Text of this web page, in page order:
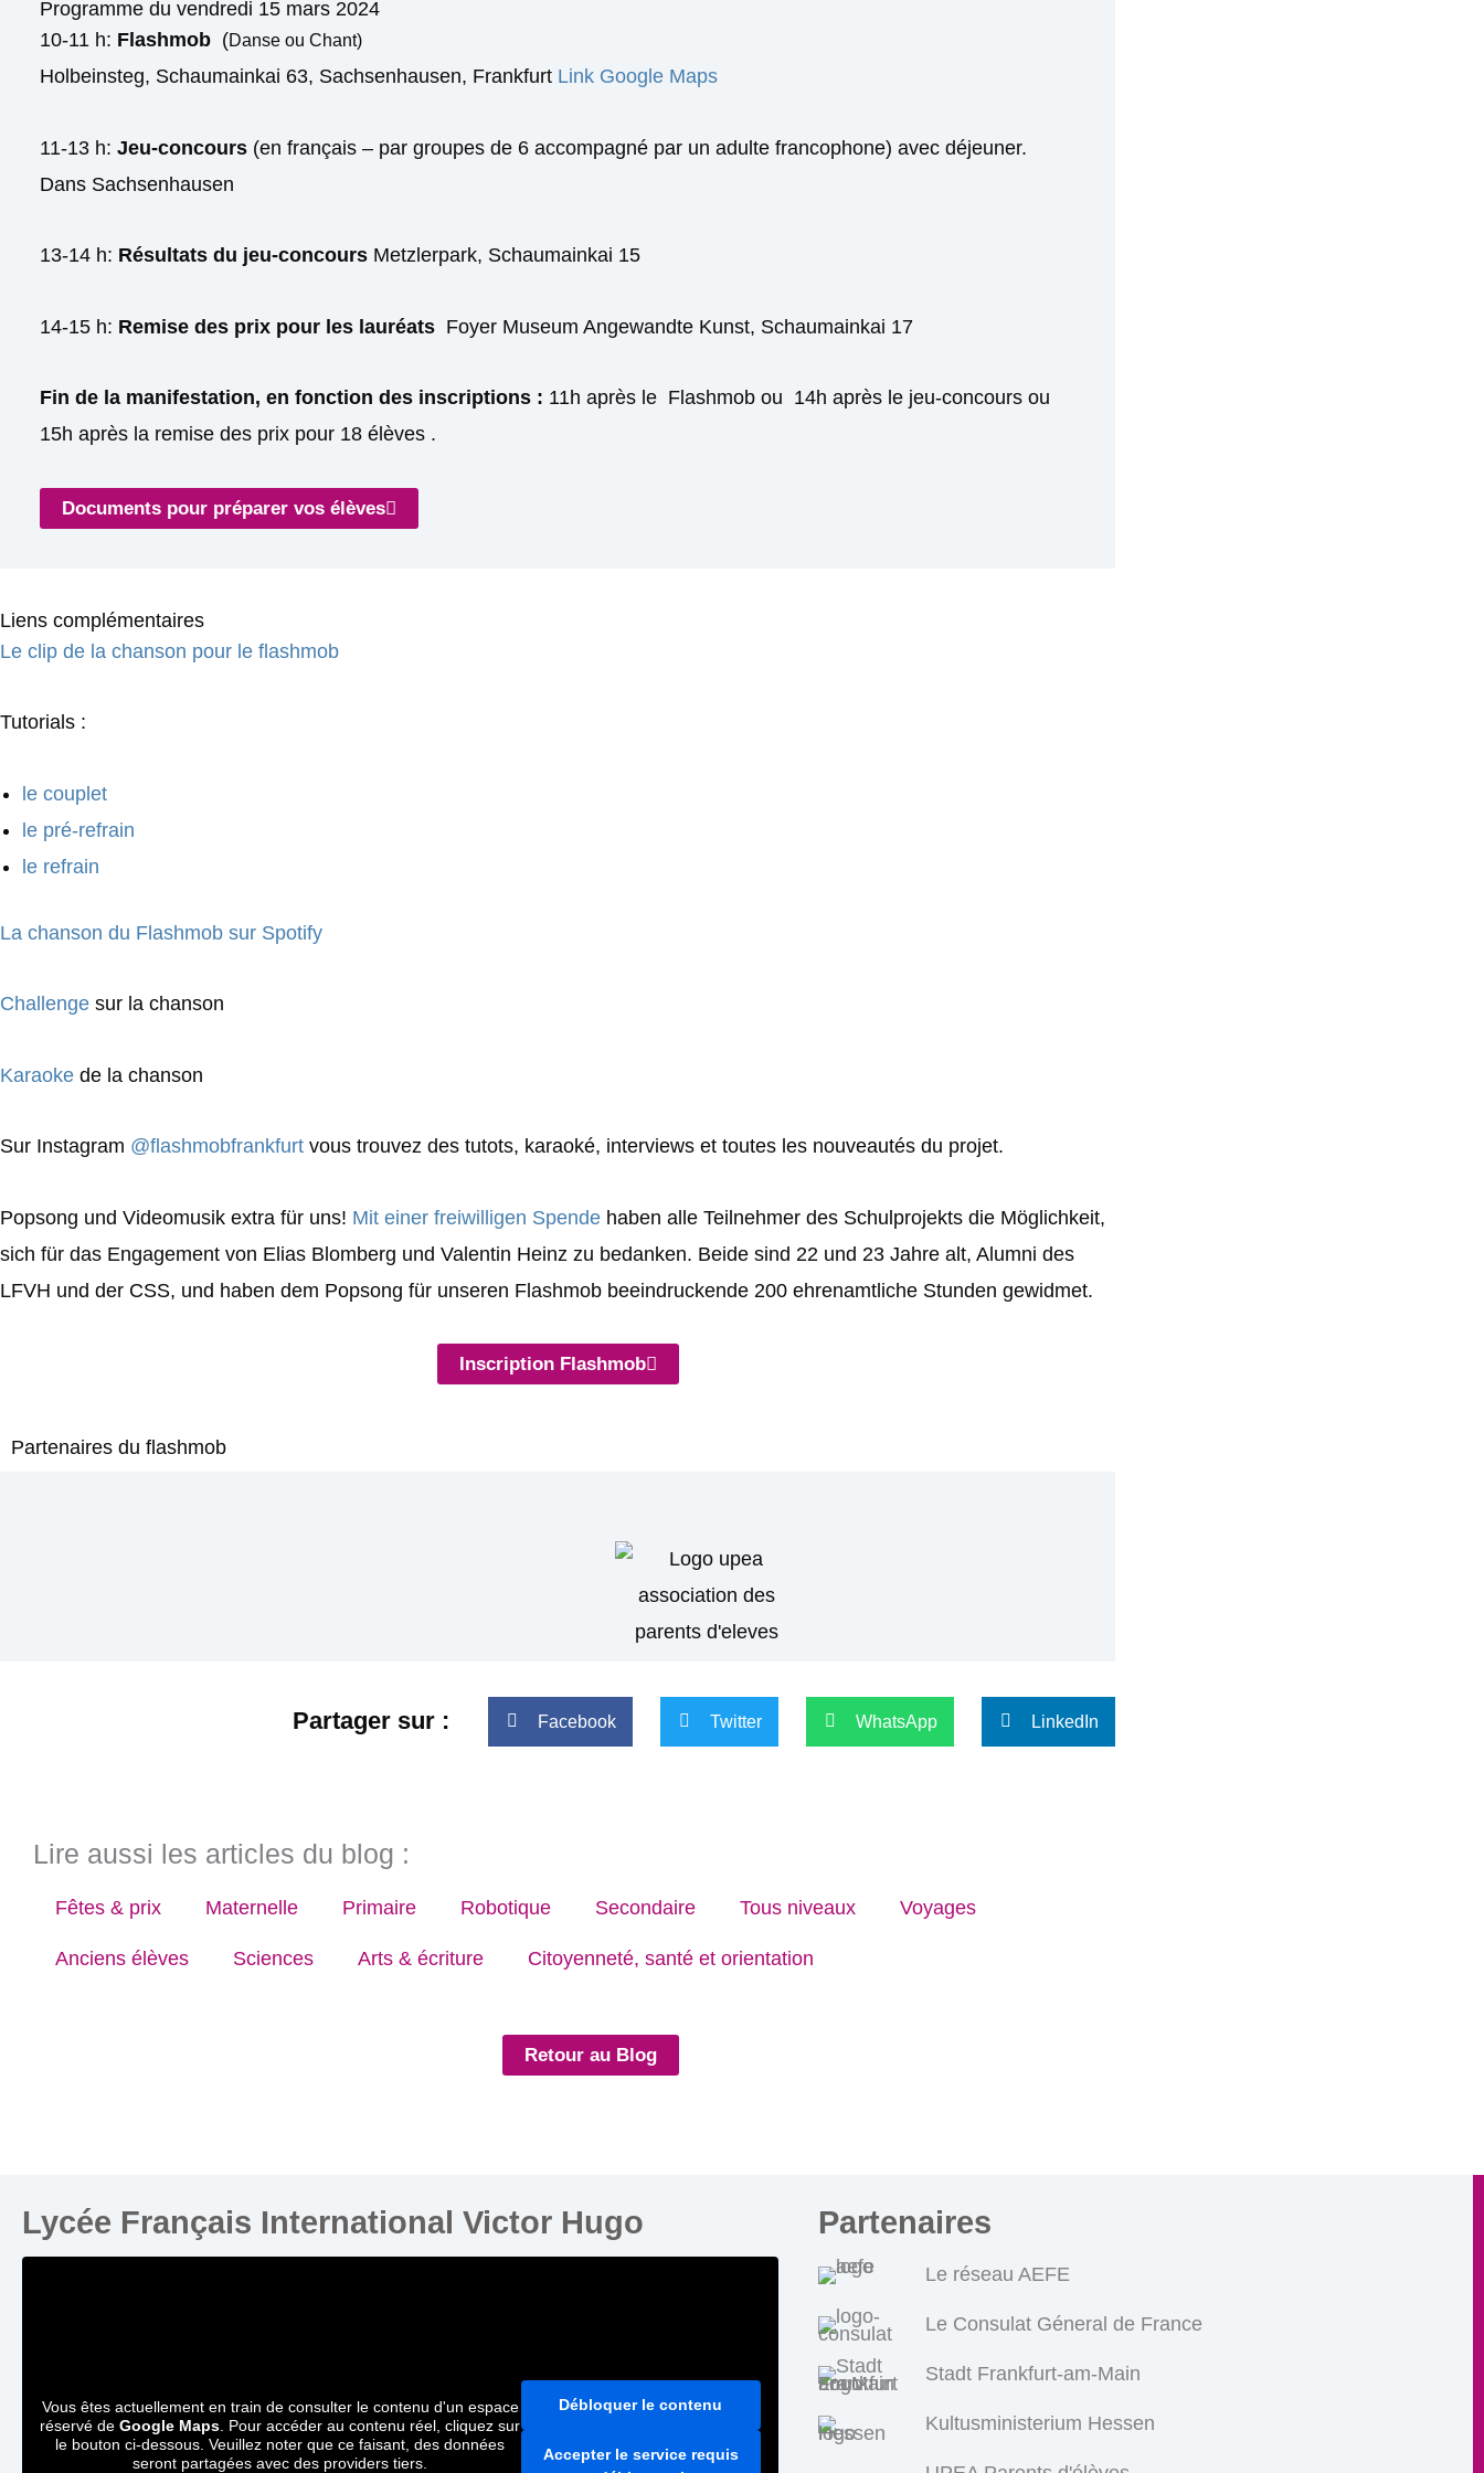
Programme du vendredi 15 mars 2024
10-11 h: Flashmob (Danse ou Chant)
Holbeinsteg, Schaumainkai 63, Sachsenhausen, Frankfurt Link Google Maps
11-13 h: Jeu-concours (en français – par groupes de 6 accompagné par un adulte francophone) avec déjeuner.
Dans Sachsenhausen
13-14 h: Résultats du jeu-concours Metzlerpark, Schaumainkai 15
14-15 h: Remise des prix pour les lauréats Foyer Museum Angewandte Kunst, Schaumainkai 17
Fin de la manifestation, en fonction des inscriptions : 11h après le Flashmob ou 14h après le jeu-concours ou
15h après la remise des prix pour 18 élèves .
Documents pour préparer vos élèves
Liens complémentaires
Le clip de la chanson pour le flashmob
Tutorials :
le couplet
le pré-refrain
le refrain
La chanson du Flashmob sur Spotify
Challenge sur la chanson
Karaoke de la chanson
Sur Instagram @flashmobfrankfurt vous trouvez des tutots, karaoké, interviews et toutes les nouveautés du projet.
Popsong und Videomusik extra für uns! Mit einer freiwilligen Spende haben alle Teilnehmer des Schulprojekts die Möglichkeit,
sich für das Engagement von Elias Blomberg und Valentin Heinz zu bedanken. Beide sind 22 und 23 Jahre alt, Alumni des
LFVH und der CSS, und haben dem Popsong für unseren Flashmob beeindruckende 200 ehrenamtliche Stunden gewidmet.
Inscription Flashmob
Partenaires du flashmob
Partager sur : Facebook Twitter WhatsApp LinkedIn
Lire aussi les articles du blog :
Fêtes & prix Maternelle Primaire Robotique Secondaire Tous niveaux Voyages
Anciens élèves Sciences Arts & écriture Citoyenneté, santé et orientation
Retour au Blog
Lycée Français International Victor Hugo
Vous êtes actuellement en train de consulter le contenu d'un espace
réservé deGoogle Maps . Pour accéder au contenu réel, cliquez sur
le bouton ci-dessous. Veuillez noter que ce faisant, des données
seront partagées avec des providers tiers.
Débloquer le contenu
Accepter le service requis
Partenaires
Le réseau AEFE
Le Consulat Géneral de France
Stadt Frankfurt-am-Main
Kultusministerium Hessen